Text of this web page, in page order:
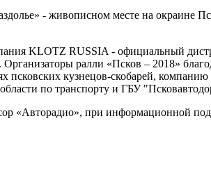
- живописном месте на окраине
KLOTZ RUSSIA - официальный
ралли «Псков – 2018»
псковских кузнецов-скобарей,
по транспорту и ГБУ
«Авторадио», при информационной